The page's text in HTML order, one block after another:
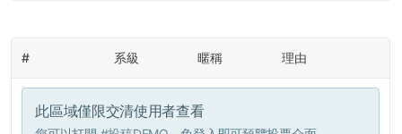
# 系級 暱稱 理由
此區域僅限交清使用者查看